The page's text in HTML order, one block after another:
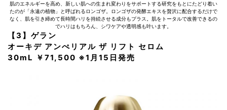
肌のエネルギーを高め、新しい肌への生まれ変わりをサポートする研究をもとにたどり着い
たのが「永遠の植物」と呼ばれるロンゴザ。ロンゴザの発酵エキスを贅沢に配合するだけで
なく、肌を引き締めて長時間ハリを持続させる成分もプラス。肌をトータルで改善できるの
でハリはもちろん、シワケアや透明感も叶います。
【3】ゲラン
オーキデ アンぺリアル ザ リフト セロム
30mL ￥71,500 ※1月15日発売